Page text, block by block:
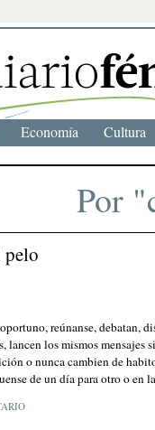
Por
pelo
reúnanse, debatan,
lancen los mismos mensajes
o nunca cambien de
de un día para otro o en
Economía Cultura